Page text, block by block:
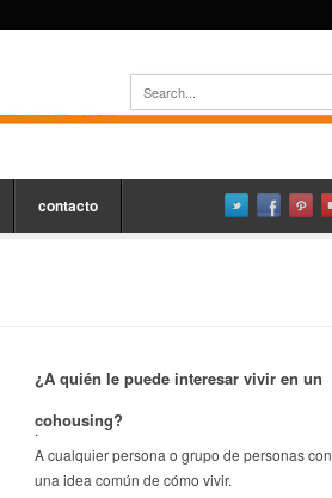
contacto
¿A quién le puede interesar vivir en un
cohousing?
.
A cualquier persona o grupo de personas con
una idea común de cómo vivir.